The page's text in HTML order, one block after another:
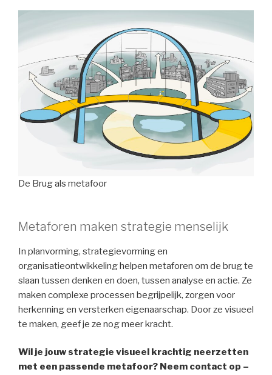
De Brug als metafoor
Metaforen maken strategie menselijk
In planvorming, strategievorming en
organisatieontwikkeling helpen metaforen om de brug te
slaan tussen denken en doen, tussen analyse en actie. Ze
maken complexe processen begrijpelijk, zorgen voor
herkenning en versterken eigenaarschap. Door ze visueel
te maken, geef je ze nog meer kracht.
Wil je jouw strategie visueel krachtig neerzetten
met een passende metafoor? Neem contact op –